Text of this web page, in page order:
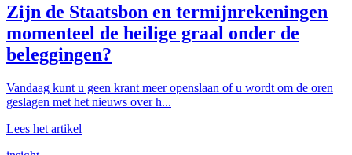
Zijn de Staatsbon en termijnrekeningen
momenteel de heilige graal onder de
beleggingen?
Vandaag kunt u geen krant meer openslaan of u wordt om de oren
geslagen met het nieuws over h...
Lees het artikel